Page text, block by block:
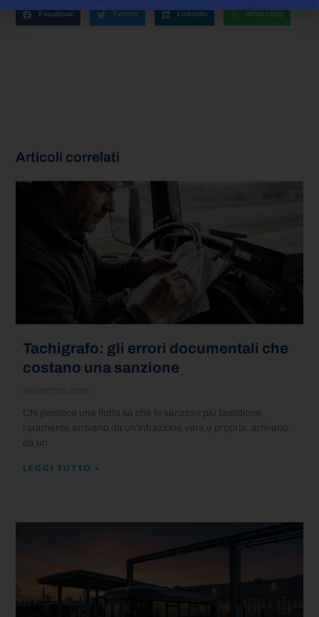
Facebook Twitter LinkedIn WhatsApp
Articoli correlati
Tachigrafo: gli errori documentali che
costano una sanzione
Chi gestisce una flotta sa che le sanzioni più fastidiose
raramente arrivano da un’infrazione vera e propria: arrivano
da un
LEGGI TUTTO »